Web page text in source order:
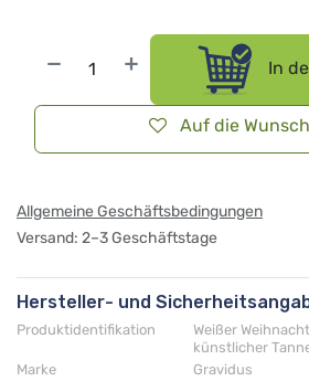
In
Auf die
Allgemeine Geschäftsbedingungen
Versand: 2–3 Geschäftstage
Hersteller- und
Produktidentifikation
Weißer
künstlicher
Marke
Gravidus